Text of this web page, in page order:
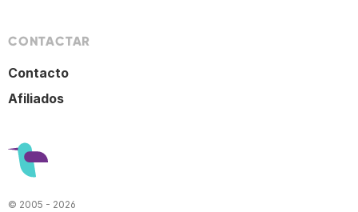
CONTACTAR
Contacto
Afiliados
© 2005 - 2026